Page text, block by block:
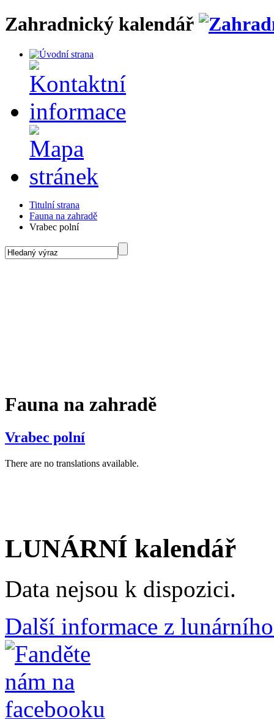
Zahradnický kalendář
Titulní strana
Fauna na zahradě
Vrabec polní
Fauna na zahradě
Vrabec polní
There are no translations available.
LUNÁRNÍ kalendář
Data nejsou k dispozici.
Další informace z